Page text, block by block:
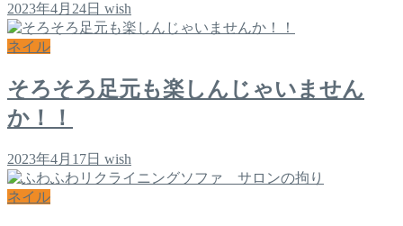
2023年4月24日 wish
ネイル
そろそろ足元も楽しんじゃいません
か！！
2023年4月17日 wish
ネイル